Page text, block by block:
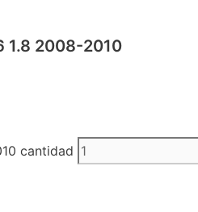
1.8 2008-2010
cantidad